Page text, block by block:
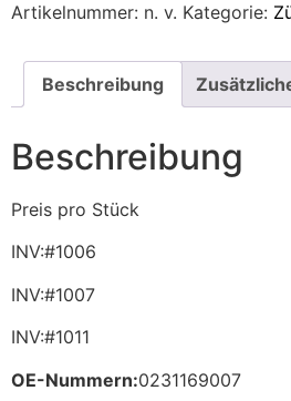
Artikelnummer: n. v. Kategorie:
Beschreibung
Beschreibung
Preis pro Stück
INV:#1006
INV:#1007
INV:#1011
OE-Nummern:0231169007